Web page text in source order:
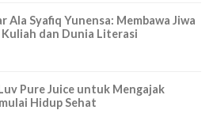
Ala Syafiq Yunensa: Membawa Jiwa
Kuliah dan Dunia Literasi
Pure Juice untuk Mengajak
Hidup Sehat